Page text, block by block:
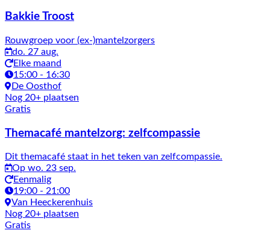
Bakkie Troost
Rouwgroep voor (ex-)mantelzorgers
do. 27 aug.
Elke maand
15:00 - 16:30
De Oosthof
Nog 20+ plaatsen
Gratis
Themacafé mantelzorg: zelfcompassie
Dit themacafé staat in het teken van zelfcompassie.
Op wo. 23 sep.
Eenmalig
19:00 - 21:00
Van Heeckerenhuis
Nog 20+ plaatsen
Gratis